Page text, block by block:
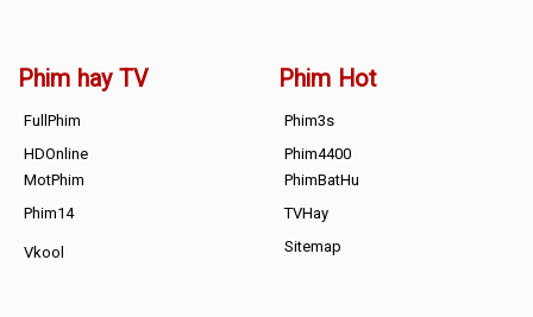
Phim hay TV
FullPhim
HDOnline
MotPhim
Phim14
Vkool
Phim Hot
Phim3s
Phim4400
PhimBatHu
TVHay
Sitemap